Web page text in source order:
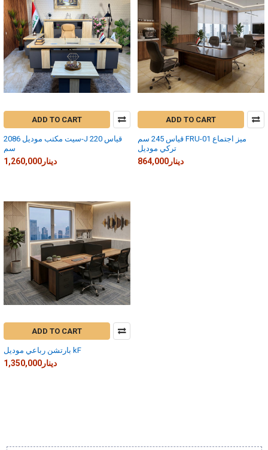
ADD TO CART
سيت مكتب موديل 2086-J قياس 220
سم
1,260,000دينار
ADD TO CART
قياس 245 سم FRU-01 ميز اجتماع
تركي موديل
864,000دينار
ADD TO CART
بارتشن رباعي موديل kF
1,350,000دينار